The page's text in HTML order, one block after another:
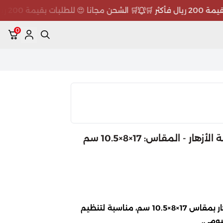
🛒 🛒 الشحن مجانا 😍 للطلبات بقيمة 200 ريال فأكثر 🛒
0
المقاس: 17×8×10.5 سم
حقيبة مستحضرات تجميل مستطيلة مزينة بالأزهار بمقاس 17×8×10.5 سم، مناسبة لتنظيم